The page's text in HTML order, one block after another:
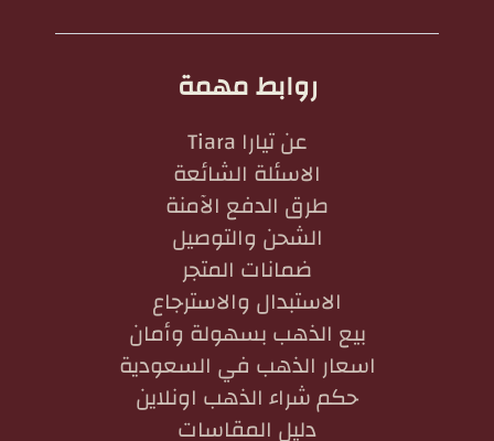
روابط مهمة
عن تيارا Tiara
الاسئلة الشائعة
طرق الدفع الآمنة
الشحن والتوصيل
ضمانات المتجر
الاستبدال والاسترجاع
بيع الذهب بسهولة وأمان
اسعار الذهب في السعودية
حكم شراء الذهب اونلاين
دليل المقاسات